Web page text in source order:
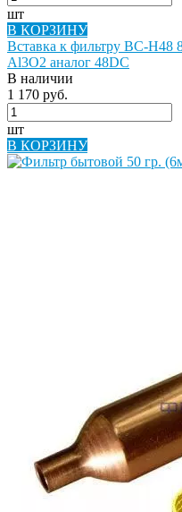
шт
В КОРЗИНУ
Вставка к фильтру BC-H48
Al3O2 аналог 48DC
В наличии
1 170 руб.
шт
В КОРЗИНУ